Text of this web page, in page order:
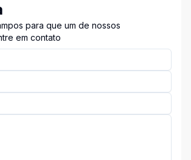
para que um de nossos
em contato